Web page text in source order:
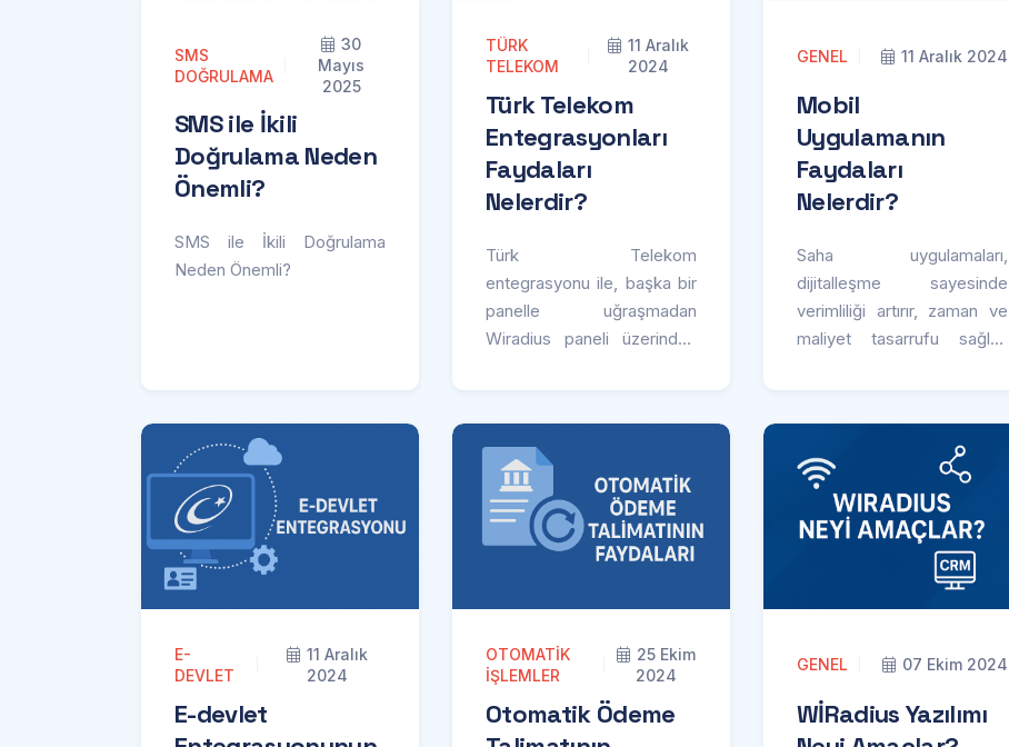
SMS
DOĞRULAMA
30
Mayıs
2025
SMS ile İkili
Doğrulama Neden
Önemli?
SMS ile İkili Doğrulama
Neden Önemli?
TÜRK
TELEKOM
11 Aralık
2024
Türk Telekom
Entegrasyonları
Faydaları
Nelerdir?
Türk Telekom
entegrasyonu ile, başka bir
panelle uğraşmadan
Wiradius paneli üzerinden
verimli bir şekilde
gerçekleştirebilirsiniz. Bu,
zaman kaybını azaltır,
yönetimi kolaylaştırır ve
müşteri hizmetlerini
hızlandırır.
GENEL 11 Aralık 2024
Mobil
Uygulamanın
Faydaları
Nelerdir?
Saha uygulamaları,
dijitalleşme sayesinde
verimliliği artırır, zaman ve
maliyet tasarrufu sağlar.
takibi, müşteri
memnuniyetini artırarak hata
oranlarını azaltır ve iş
süreçlerini optimize eder.
E-
DEVLET
11 Aralık
2024
E-devlet
OTOMATIK
İŞLEMLER
25 Ekim
2024
Otomatik Ödeme
GENEL 07 Ekim 2024
WİRadius Yazılımı